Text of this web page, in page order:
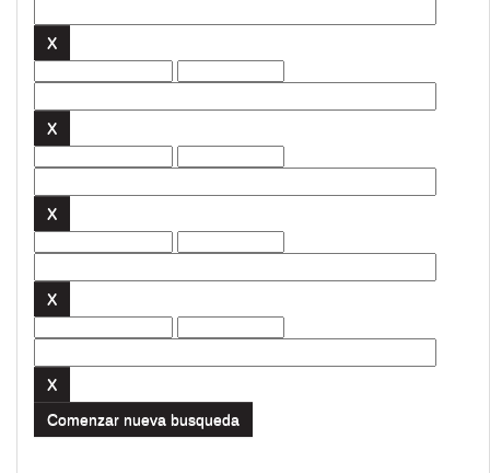
Comenzar nueva busqueda